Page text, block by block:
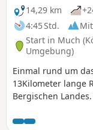
14,29 km
4:45 Std.
Start in Much
Umgebung)
Einmal rund um
13Kilometer lange
Bergischen
Niederbreidenbach